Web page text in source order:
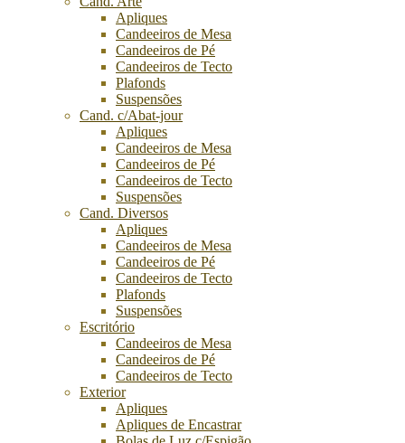
Apliques
Candeeiros de Mesa
Candeeiros de Pé
Candeeiros de Tecto
Plafonds
Suspensões
Cand. c/Abat-jour
Apliques
Candeeiros de Mesa
Candeeiros de Pé
Candeeiros de Tecto
Suspensões
Cand. Diversos
Apliques
Candeeiros de Mesa
Candeeiros de Pé
Candeeiros de Tecto
Plafonds
Suspensões
Escritório
Candeeiros de Mesa
Candeeiros de Pé
Candeeiros de Tecto
Exterior
Apliques
Apliques de Encastrar